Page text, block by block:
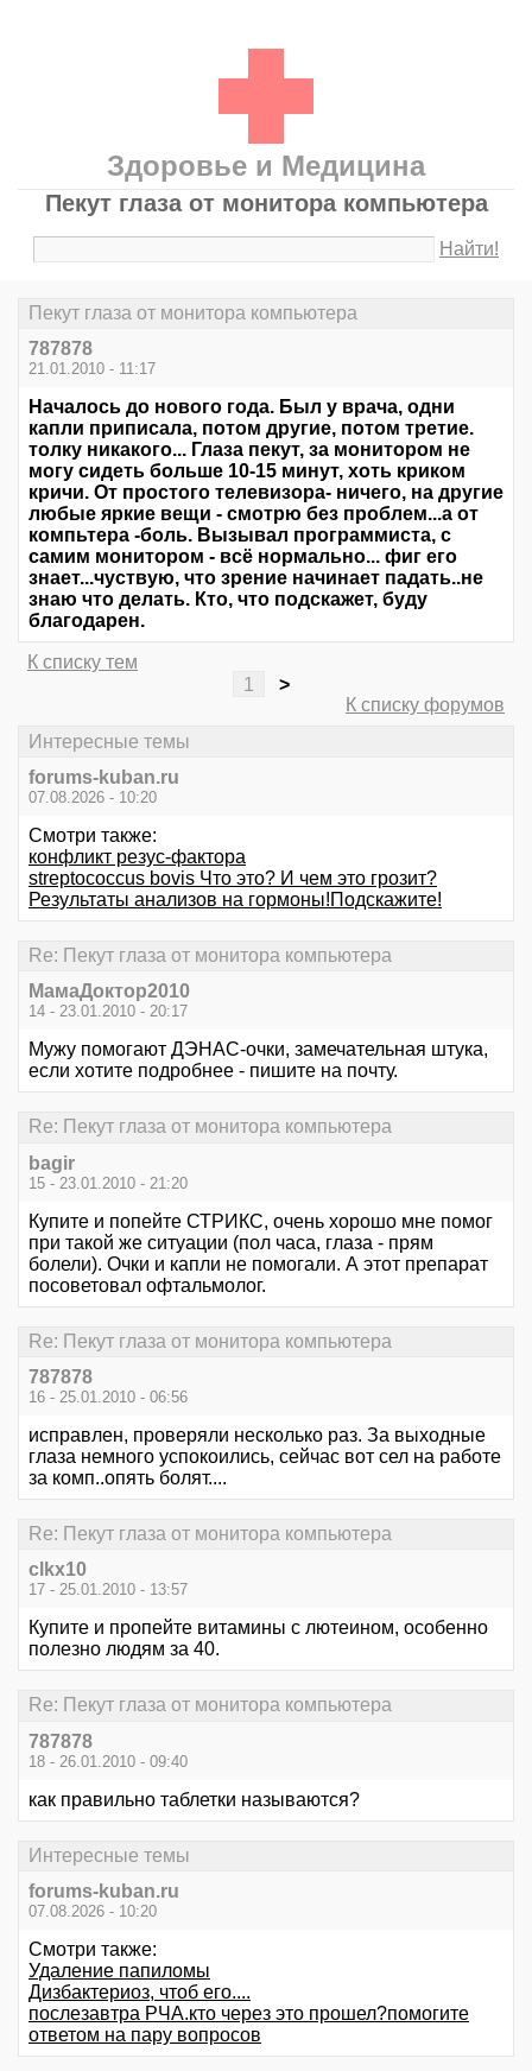
Здоровье и Медицина
Пекут глаза от монитора компьютера
Найти!
Пекут глаза от монитора компьютера
787878
21.01.2010 - 11:17
Началось до нового года. Был у врача, одни
капли приписала, потом другие, потом третие.
толку никакого... Глаза пекут, за монитором не
могу сидеть больше 10-15 минут, хоть криком
кричи. От простого телевизора- ничего, на другие
любые яркие вещи - смотрю без проблем...а от
компьтера -боль. Вызывал программиста, с
самим монитором - всё нормально... фиг его
знает...чуствую, что зрение начинает падать..не
знаю что делать. Кто, что подскажет, буду
благодарен.
К списку тем
1
>
К списку форумов
Интересные темы
forums-kuban.ru
07.08.2026 - 10:20
Смотри также:
конфликт резус-фактора
streptococcus bovis Что это? И чем это грозит?
Результаты анализов на гормоны!Подскажите!
Re: Пекут глаза от монитора компьютера
МамаДоктор2010
14 - 23.01.2010 - 20:17
Мужу помогают ДЭНАС-очки, замечательная штука,
если хотите подробнее - пишите на почту.
Re: Пекут глаза от монитора компьютера
bagir
15 - 23.01.2010 - 21:20
Купите и попейте СТРИКС, очень хорошо мне помог
при такой же ситуации (пол часа, глаза - прям
болели). Очки и капли не помогали. А этот препарат
посоветовал офтальмолог.
Re: Пекут глаза от монитора компьютера
787878
16 - 25.01.2010 - 06:56
исправлен, проверяли несколько раз. За выходные
глаза немного успокоились, сейчас вот сел на работе
за комп..опять болят....
Re: Пекут глаза от монитора компьютера
clkx10
17 - 25.01.2010 - 13:57
Купите и пропейте витамины с лютеином, особенно
полезно людям за 40.
Re: Пекут глаза от монитора компьютера
787878
18 - 26.01.2010 - 09:40
как правильно таблетки называются?
Интересные темы
forums-kuban.ru
07.08.2026 - 10:20
Смотри также:
Удаление папиломы
Дизбактериоз, чтоб его....
послезавтра РЧА.кто через это прошел?помогите
ответом на пару вопросов